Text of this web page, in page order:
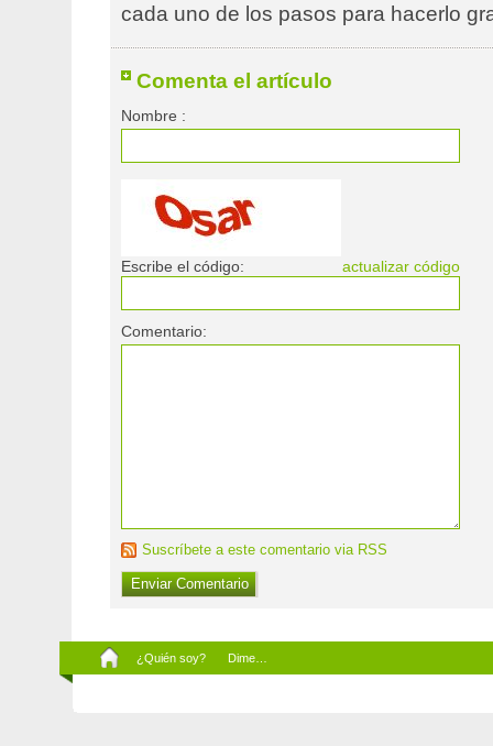
cada uno de los pasos para hacerlo
Comenta el artículo
Nombre :
Escribe el código: actualizar código
Comentario:
Suscríbete a este comentario via RSS
¿Quién soy? Dime…